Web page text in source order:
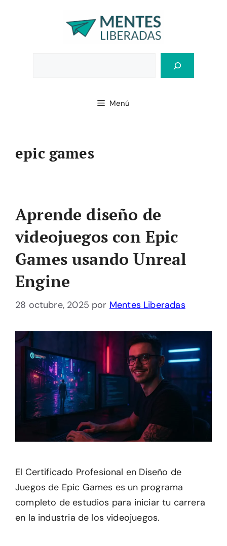
Menú
epic games
Aprende diseño de
videojuegos con Epic
Games usando Unreal
Engine
28 octubre, 2025 por Mentes Liberadas
El Certificado Profesional en Diseño de
Juegos de Epic Games es un programa
completo de estudios para iniciar tu carrera
en la industria de los videojuegos.